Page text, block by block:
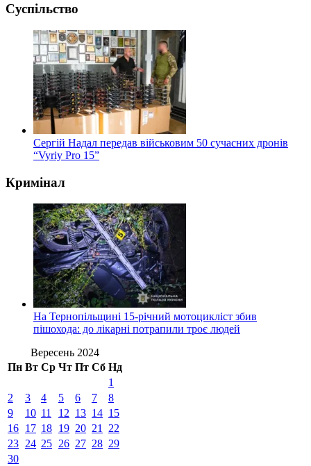
Суспільство
Сергій Надал передав військовим 50 сучасних дронів
“Vyriy Pro 15”
Кримінал
На Тернопільщині 15-річний мотоцикліст збив
пішохода: до лікарні потрапили троє людей
Вересень 2024
Пн Вт Ср Чт Пт Сб Нд
1
2
3 4 5 6 7
8
9
10 11 12 13 14 15
16 17 18 19 20 21
22
23 24 25 26 27 28 29
30